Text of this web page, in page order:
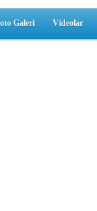
Galeri Videolar